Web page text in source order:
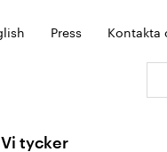
Press Kontakta
Vi tycker